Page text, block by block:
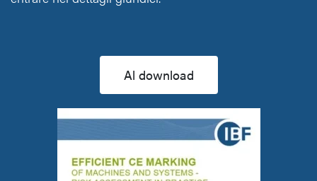
Al download